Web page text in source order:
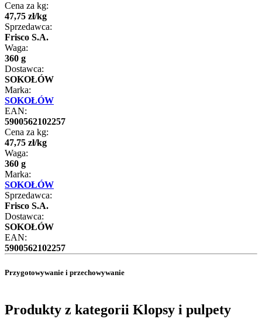
Cena za kg:
47,75 zł/kg
Sprzedawca:
Frisco S.A.
Waga:
360 g
Dostawca:
SOKOŁÓW
Marka:
SOKOŁÓW
EAN:
5900562102257
Cena za kg:
47,75 zł/kg
Waga:
360 g
Marka:
SOKOŁÓW
Sprzedawca:
Frisco S.A.
Dostawca:
SOKOŁÓW
EAN:
5900562102257
Przygotowywanie i przechowywanie
Produkty z kategorii Klopsy i pulpety